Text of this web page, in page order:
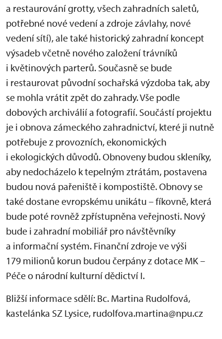
a restaurování grotty, všech zahradních saletů,
potřebné nové vedení a zdroje závlahy, nové
vedení sítí), ale také historický zahradní koncept
výsadeb včetně nového založení trávníků
i květinových parterů. Současně se bude
i restaurovat původní sochařská výzdoba tak, aby
se mohla vrátit zpět do zahrady. Vše podle
dobových archiválií a fotografií. Součástí projektu
je i obnova zámeckého zahradnictví, které ji nutně
potřebuje z provozních, ekonomických
i ekologických důvodů. Obnoveny budou skleníky,
aby nedocházelo k tepelným ztrátám, postavena
budou nová pařeniště i kompostiště. Obnovy se
také dostane evropskému unikátu – fíkovně, která
bude poté rovněž zpřístupněna veřejnosti. Nový
bude i zahradní mobiliář pro návštěvníky
a informační systém. Finanční zdroje ve výši
179 milionů korun budou čerpány z dotace MK –
Péče o národní kulturní dědictví I.
Bližší informace sdělí: Bc. Martina Rudolfová,
kastelánka SZ Lysice, rudolfova.martina@npu.cz